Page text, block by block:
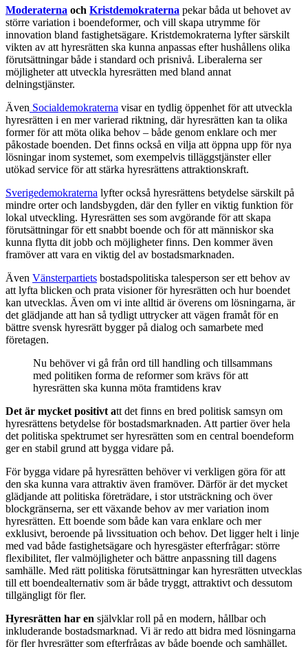
Moderaterna och Kristdemokraterna pekar båda ut behovet av
större variation i boendeformer, och vill skapa utrymme för
innovation bland fastighetsägare. Kristdemokraterna lyfter särskilt
vikten av att hyresrätten ska kunna anpassas efter hushållens olika
förutsättningar både i standard och prisnivå. Liberalerna ser
möjligheter att utveckla hyresrätten med bland annat
delningstjänster.
Även Socialdemokraterna visar en tydlig öppenhet för att utveckla
hyresrätten i en mer varierad riktning, där hyresrätten kan ta olika
former för att möta olika behov – både genom enklare och mer
påkostade boenden. Det finns också en vilja att öppna upp för nya
lösningar inom systemet, som exempelvis tilläggstjänster eller
utökad service för att stärka hyresrättens attraktionskraft.
Sverigedemokraterna lyfter också hyresrättens betydelse särskilt på
mindre orter och landsbygden, där den fyller en viktig funktion för
lokal utveckling. Hyresrätten ses som avgörande för att skapa
förutsättningar för ett snabbt boende och för att människor ska
kunna flytta dit jobb och möjligheter finns. Den kommer även
framöver att vara en viktig del av bostadsmarknaden.
Även Vänsterpartiets bostadspolitiska talesperson ser ett behov av
att lyfta blicken och prata visioner för hyresrätten och hur boendet
kan utvecklas. Även om vi inte alltid är överens om lösningarna, är
det glädjande att han så tydligt uttrycker att vägen framåt för en
bättre svensk hyresrätt bygger på dialog och samarbete med
företagen.
Nu behöver vi gå från ord till handling och tillsammans
med politiken forma de reformer som krävs för att
hyresrätten ska kunna möta framtidens krav
Det är mycket positivt att det finns en bred politisk samsyn om
hyresrättens betydelse för bostadsmarknaden. Att partier över hela
det politiska spektrumet ser hyresrätten som en central boendeform
ger en stabil grund att bygga vidare på.
För bygga vidare på hyresrätten behöver vi verkligen göra för att
den ska kunna vara attraktiv även framöver. Därför är det mycket
glädjande att politiska företrädare, i stor utsträckning och över
blockgränserna, ser ett växande behov av mer variation inom
hyresrätten. Ett boende som både kan vara enklare och mer
exklusivt, beroende på livssituation och behov. Det ligger helt i linje
med vad både fastighetsägare och hyresgäster efterfrågar: större
flexibilitet, fler valmöjligheter och bättre anpassning till dagens
samhälle. Med rätt politiska förutsättningar kan hyresrätten utvecklas
till ett boendealternativ som är både tryggt, attraktivt och dessutom
tillgängligt för fler.
Hyresrätten har en självklar roll på en modern, hållbar och
inkluderande bostadsmarknad. Vi är redo att bidra med lösningarna
för fler hyresrätter som efterfrågas av både boende och samhället.